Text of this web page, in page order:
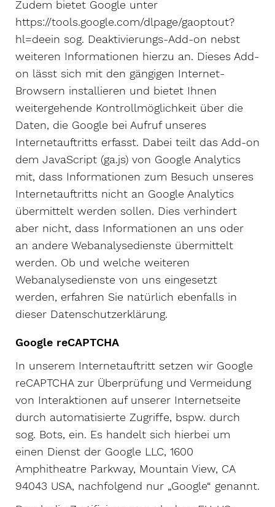
Zudem bietet Google unter
https://tools.google.com/dlpage/gaoptout?
hl=deein sog. Deaktivierungs-Add-on nebst
weiteren Informationen hierzu an. Dieses Add-
on lässt sich mit den gängigen Internet-
Browsern installieren und bietet Ihnen
weitergehende Kontrollmöglichkeit über die
Daten, die Google bei Aufruf unseres
Internetauftritts erfasst. Dabei teilt das Add-on
dem JavaScript (ga.js) von Google Analytics
mit, dass Informationen zum Besuch unseres
Internetauftritts nicht an Google Analytics
übermittelt werden sollen. Dies verhindert
aber nicht, dass Informationen an uns oder
an andere Webanalysedienste übermittelt
werden. Ob und welche weiteren
Webanalysedienste von uns eingesetzt
werden, erfahren Sie natürlich ebenfalls in
dieser Datenschutzerklärung.
Google reCAPTCHA
In unserem Internetauftritt setzen wir Google
reCAPTCHA zur Überprüfung und Vermeidung
von Interaktionen auf unserer Internetseite
durch automatisierte Zugriffe, bspw. durch
sog. Bots, ein. Es handelt sich hierbei um
einen Dienst der Google LLC, 1600
Amphitheatre Parkway, Mountain View, CA
94043 USA, nachfolgend nur „Google“ genannt.